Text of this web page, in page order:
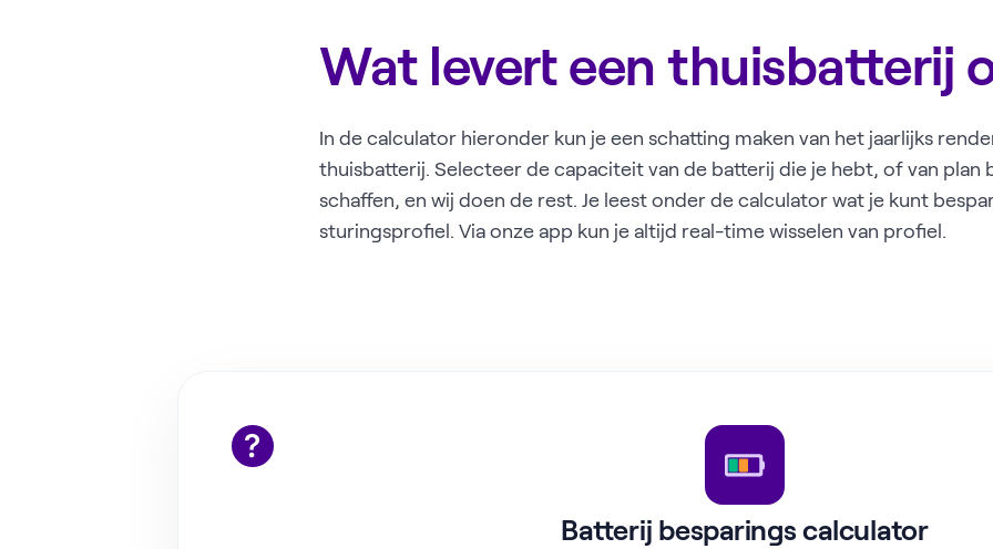
Wat levert een thuisbatterij
In de calculator hieronder kun je een schatting maken van het jaarlijks
thuisbatterij. Selecteer de capaciteit van de batterij die je hebt, of van plan
schaffen, en wij doen de rest. Je leest onder de calculator wat je kunt
sturingsprofiel. Via onze app kun je altijd real-time wisselen van profiel.
Batterij besparings calculator